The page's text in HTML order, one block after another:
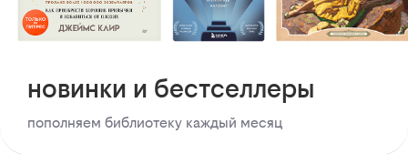
новинки и бестселлеры
пополняем библиотеку каждый месяц